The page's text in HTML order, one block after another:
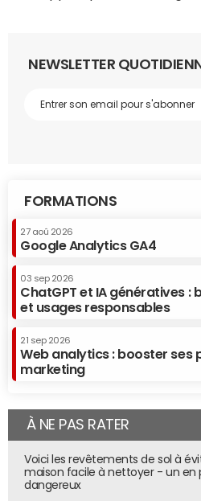
NEWSLETTER
FORMATIONS
27 aoû 2026
Google Analytics GA4
03 sep 2026
ChatGPT et IA génératives :
et usages responsables
21 sep 2026
Web analytics : booster ses
marketing
À NE PAS RATER
Voici les revêtements de sol à
maison facile à nettoyer - un en
dangereux